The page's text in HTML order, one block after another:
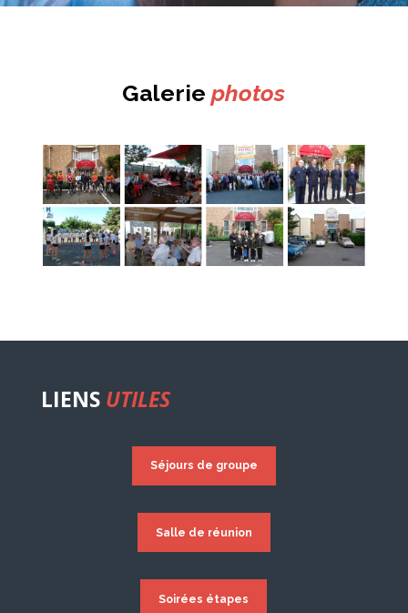
Galerie photos
LIENS UTILES
Séjours de groupe
Salle de réunion
Soirées étapes